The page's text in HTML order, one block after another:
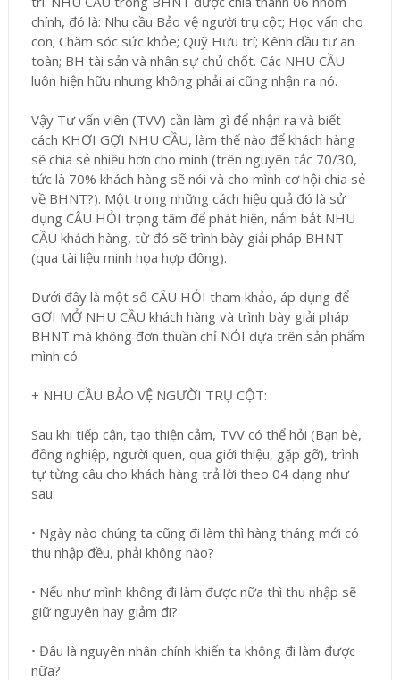
chính, đó là: Nhu cầu Bảo vệ người trụ cột; Học vấn cho
con; Chăm sóc sức khỏe; Quỹ Hưu trí; Kênh đầu tư an
toàn; BH tài sản và nhân sự chủ chốt. Các NHU CẦU
luôn hiện hữu nhưng không phải ai cũng nhận ra nó.
Vậy Tư vấn viên (TVV) cần làm gì để nhận ra và biết
cách KHƠI GỢI NHU CẦU, làm thế nào để khách hàng
sẽ chia sẻ nhiều hơn cho mình (trên nguyên tắc 70/30,
tức là 70% khách hàng sẽ nói và cho mình cơ hội chia sẻ
về BHNT?). Một trong những cách hiệu quả đó là sử
dụng CÂU HỎI trọng tâm để phát hiện, nắm bắt NHU
CẦU khách hàng, từ đó sẽ trình bày giải pháp BHNT
(qua tài liệu minh họa hợp đông).
Dưới đây là một số CÂU HỎI tham khảo, áp dụng để
GỢI MỞ NHU CẦU khách hàng và trình bày giải pháp
BHNT mà không đơn thuần chỉ NÓI dựa trên sản phẩm
mình có.
+ NHU CẦU BẢO VỆ NGƯỜI TRỤ CỘT:
Sau khi tiếp cận, tạo thiện cảm, TVV có thể hỏi (Bạn bè,
đồng nghiệp, người quen, qua giới thiệu, gặp gỡ), trình
tự từng câu cho khách hàng trả lời theo 04 dạng như
sau:
• Ngày nào chúng ta cũng đi làm thì hàng tháng mới có
thu nhập đều, phải không nào?
• Nếu như mình không đi làm được nữa thì thu nhập sẽ
giữ nguyên hay giảm đi?
• Đâu là nguyên nhân chính khiến ta không đi làm được
nữa?